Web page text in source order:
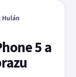
Hulán
5 a